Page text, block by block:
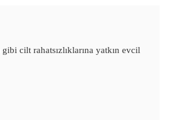
cilt rahatsızlıklarına yatkın evcil